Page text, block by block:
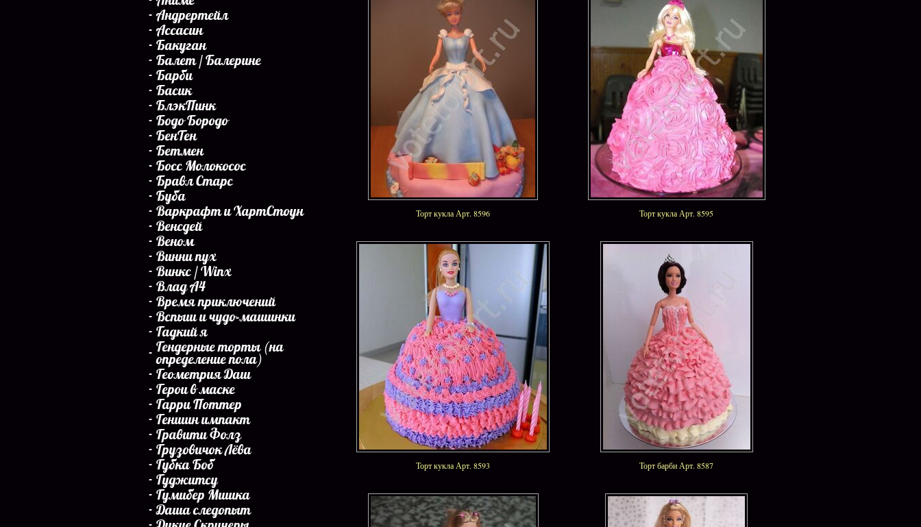
Андрертейл
Ассасин
Бакуган
Балет / Балерине
Барби
Басик
БлэкПинк
Бодо Бородо
БенТен
Бетмен
Босс Молокосос
Бравл Старс
Буба
Варкрафт и ХартСтоун
Венсдей
Веном
Винни пух
Винкс / Winx
Влад А4
Время приключений
Вспыш и чудо-машинки
Гадкий я
Гендерные торты (на
определение пола)
Геометрия Даш
Герои в маске
Гарри Поттер
Геншин импакт
Гравити Фолз
Грузовичок Лёва
Губка Боб
Гуджитсу
Гумибер Мишка
Даша следопыт
Торт кукла Арт. 8596 Торт кукла Арт. 8595
Торт кукла Арт. 8593 Торт барби Арт. 8587